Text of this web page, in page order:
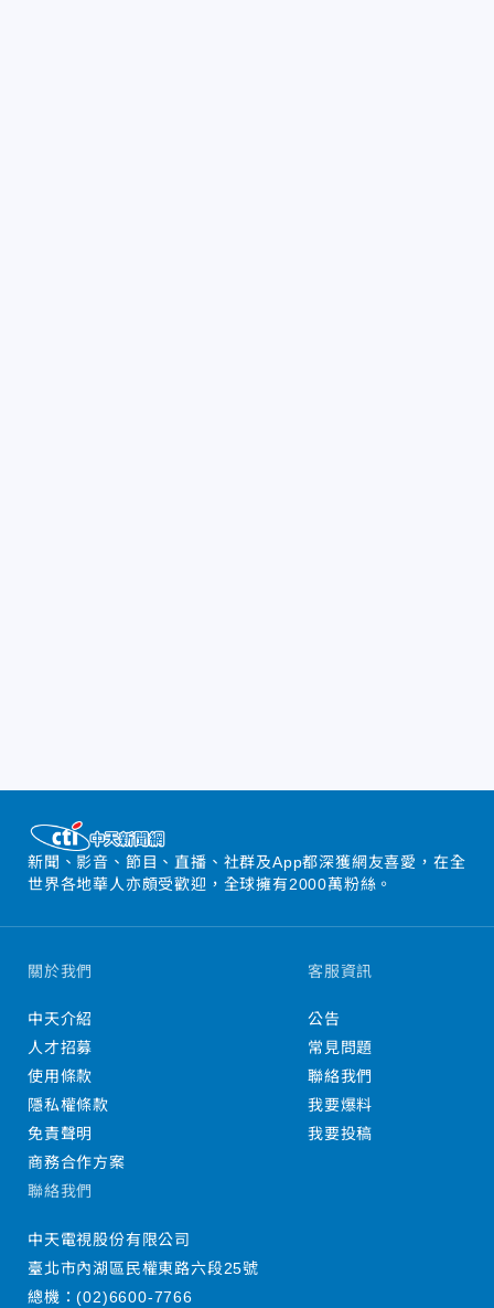
新聞、影音、節目、直播、社群及App都深獲網友喜愛，在全
世界各地華人亦頗受歡迎，全球擁有2000萬粉絲。
關於我們
中天介紹
人才招募
使用條款
隱私權條款
免責聲明
商務合作方案
客服資訊
公告
常見問題
聯絡我們
我要爆料
我要投稿
聯絡我們
中天電視股份有限公司
臺北市內湖區民權東路六段25號
總機：(02)6600-7766